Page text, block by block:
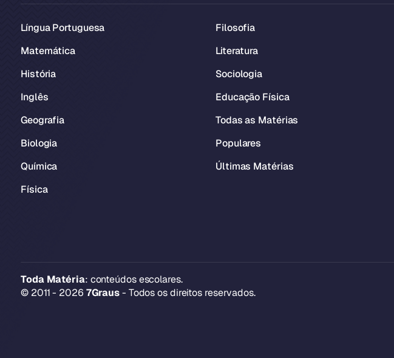
Língua Portuguesa
Matemática
História
Inglês
Geografia
Biologia
Química
Física
Filosofia
Literatura
Sociologia
Educação Física
Todas as Matérias
Populares
Últimas Matérias
Toda Matéria: conteúdos escolares.
© 2011 - 2026 7Graus- Todos os direitos reservados.